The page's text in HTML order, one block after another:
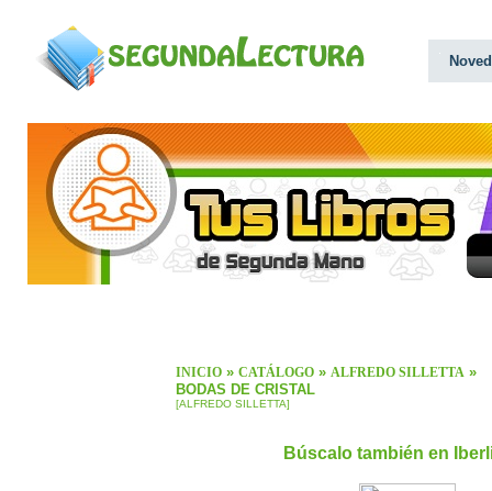
INICIO » CATÁLOGO » ALFREDO SILLETTA »
BODAS DE CRISTAL
[ALFREDO SILLETTA]
Búscalo también en